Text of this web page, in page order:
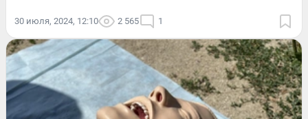
30 июля, 2024, 12:10 2 565 1